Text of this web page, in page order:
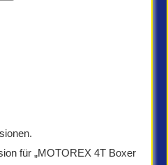
für „MOTOREX 4T Boxer